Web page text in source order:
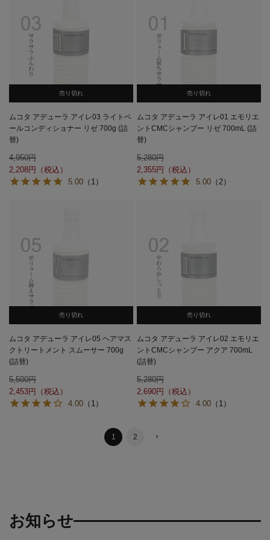
売り切れ
ムコタ アデューラ アイレ03 ライトベ
ールコンディショナー リゼ 700g (詰
替)
4,950
2,208
5.00 （1）
売り切れ
ムコタ アデューラ アイレ01 エモリエ
ントCMCシャンプー リゼ 700mL (詰
替)
5,280
2,355
5.00 （2）
売り切れ
ムコタ アデューラ アイレ05 ヘアマス
クトリートメント スムーサー 700g
(詰替)
5,500
2,453
4.00 （1）
売り切れ
ムコタ アデューラ アイレ02 エモリエ
ントCMCシャンプー アクア 700mL
(詰替)
5,280
2,690
4.00 （1）
1 2
お知らせ